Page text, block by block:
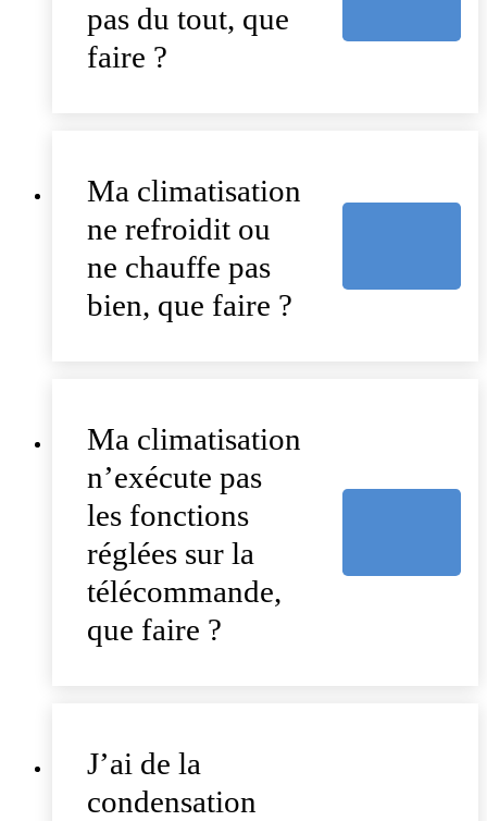
pas du tout, que
faire ?
Ma climatisation
ne refroidit ou
ne chauffe pas
bien, que faire ?
Ma climatisation
n’exécute pas
les fonctions
réglées sur la
télécommande,
que faire ?
J’ai de la
condensation